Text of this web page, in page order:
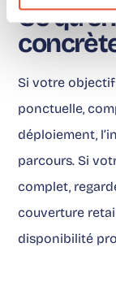
Ce
Si votre
ponctuelle,
déploiement,
parcours. Si
complet,
couverture
disponibilité